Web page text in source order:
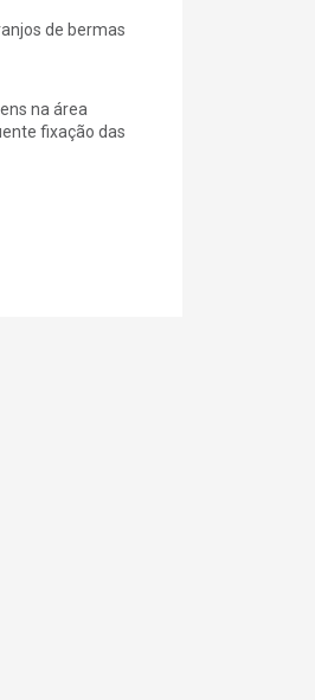
de bermas
na área
fixação das